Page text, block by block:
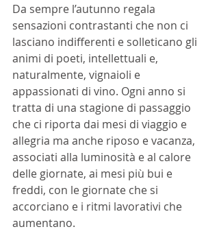
Da sempre l’autunno regala
sensazioni contrastanti che non ci
lasciano indifferenti e solleticano gli
animi di poeti, intellettuali e,
naturalmente, vignaioli e
appassionati di vino. Ogni anno si
tratta di una stagione di passaggio
che ci riporta dai mesi di viaggio e
allegria ma anche riposo e vacanza,
associati alla luminosità e al calore
delle giornate, ai mesi più bui e
freddi, con le giornate che si
accorciano e i ritmi lavorativi che
aumentano.